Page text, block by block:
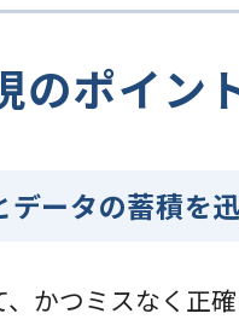
のポイン
ータの蓄積を
かつミスなく正確